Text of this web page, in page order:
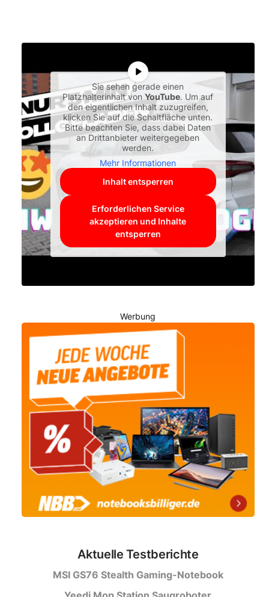
Sie sehen gerade einen
Platzhalterinhalt vonYouTube. Um auf
den eigentlichen Inhalt zuzugreifen,
klicken Sie auf die Schaltfläche unten.
Bitte beachten Sie, dass dabei Daten
an Drittanbieter weitergegeben
werden.
Mehr Informationen
Inhalt entsperren
Erforderlichen Service
akzeptieren und Inhalte
entsperren
Werbung
Aktuelle Testberichte
MSI GS76 Stealth Gaming-Notebook